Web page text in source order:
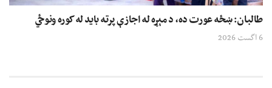
طالبان: ښځه عورت ده، د مېړه له اجازې پرته باید له کوره ونوځي
6 اگست 2026